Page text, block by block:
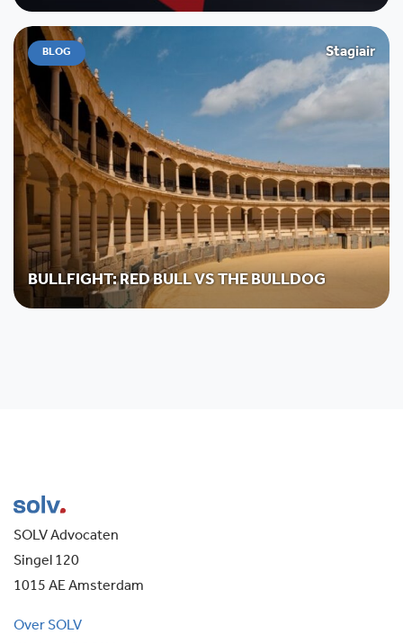
BLOG Stagiair
BULLFIGHT: RED BULL VS THE BULLDOG
SOLV Advocaten
Singel 120
1015 AE Amsterdam
Over SOLV